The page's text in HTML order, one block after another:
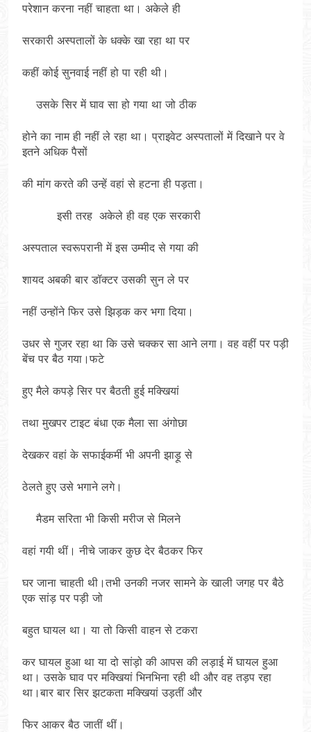
परेशान करना नहीं चाहता था। अकेले ही
सरकारी अस्पतालों के धक्के खा रहा था पर
कहीं कोई सुनवाई नहीं हो पा रही थी।
उसके सिर में घाव सा हो गया था जो ठीक
होने का नाम ही नहीं ले रहा था। प्राइवेट अस्पतालों में दिखाने पर वे
इतने अधिक पैसों
की मांग करते की उन्हें वहां से हटना ही पड़ता।
इसी तरह अकेले ही वह एक सरकारी
अस्पताल स्वरूपरानी में इस उम्मीद से गया की
शायद अबकी बार डॉक्टर उसकी सुन ले पर
नहीं उन्होंने फिर उसे झिड़क कर भगा दिया।
उधर से गुजर रहा था कि उसे चक्कर सा आने लगा। वह वहीं पर पड़ी
बेंच पर बैठ गया।फटे
हुए मैले कपड़े सिर पर बैठती हुई मक्खियां
तथा मुखपर टाइट बंधा एक मैला सा अंगोछा
देखकर वहां के सफाईकर्मी भी अपनी झाड़ू से
ठेलते हुए उसे भगाने लगे।
मैडम सरिता भी किसी मरीज से मिलने
वहां गयी थीं। नीचे जाकर कुछ देर बैठकर फिर
घर जाना चाहती थी।तभी उनकी नजर सामने के खाली जगह पर बैठे
एक सांड़ पर पड़ी जो
बहुत घायल था। या तो किसी वाहन से टकरा
कर घायल हुआ था या दो सांड़ो की आपस की लड़ाई में घायल हुआ
था। उसके घाव पर मक्खियां भिनभिना रही थी और वह तड़प रहा
था।बार बार सिर झटकता मक्खियां उड़तीं और
फिर आकर बैठ जातीं थीं।